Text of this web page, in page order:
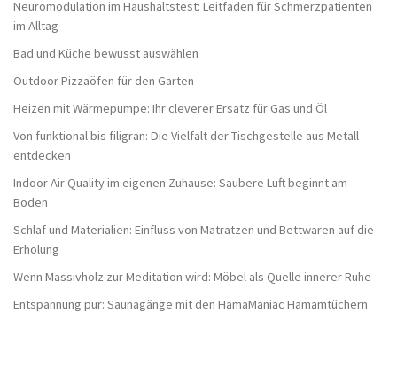
Neuromodulation im Haushaltstest: Leitfaden für Schmerzpatienten
im Alltag
Bad und Küche bewusst auswählen
Outdoor Pizzaöfen für den Garten
Heizen mit Wärmepumpe: Ihr cleverer Ersatz für Gas und Öl
Von funktional bis filigran: Die Vielfalt der Tischgestelle aus Metall
entdecken
Indoor Air Quality im eigenen Zuhause: Saubere Luft beginnt am
Boden
Schlaf und Materialien: Einfluss von Matratzen und Bettwaren auf die
Erholung
Wenn Massivholz zur Meditation wird: Möbel als Quelle innerer Ruhe
Entspannung pur: Saunagänge mit den HamaManiac Hamamtüchern